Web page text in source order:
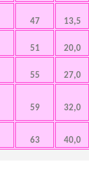
47 13,5
51 20,0
55 27,0
59 32,0
63 40,0